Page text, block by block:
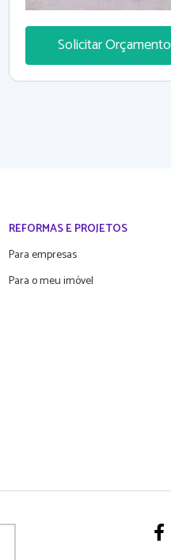
Solicitar Orçamento
REFORMAS E PROJETOS
Para empresas
Para o meu imóvel